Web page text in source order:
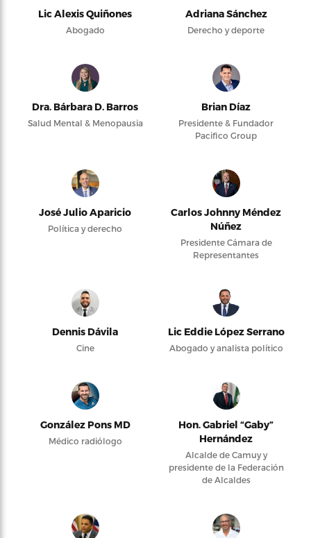
Lic Alexis Quiñones
Abogado
Adriana Sánchez
Derecho y deporte
Dra. Bárbara D. Barros
Salud Mental & Menopausia
Brian Díaz
Presidente & Fundador
Pacifico Group
José Julio Aparicio
Política y derecho
Carlos Johnny Méndez
Núñez
Presidente Cámara de
Representantes
Dennis Dávila
Cine
Lic Eddie López Serrano
Abogado y analista político
González Pons MD
Médico radiólogo
Hon. Gabriel “Gaby”
Hernández
Alcalde de Camuy y
presidente de la Federación
de Alcaldes